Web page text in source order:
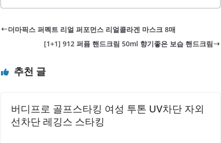
식단 구성 예시까지 자세히 알려드릴게요.1. 단백질이 중요한
이유단백질은 우리 몸에서 근육과 피부, 호르몬 등 다양한 조
상처 회복을 돕는 역할도 하기 때문에 균형 잡힌 식단에서 빼
소, 면역력 저하로 이어질 수 있으니 꾸준히 챙겨 드시는 게
통..
더마픽스 퍼펙트 리얼 퍼포먼스 리얼콜라겐 마스크 8매
[1+1] 912 퍼퓸 핸드크림 50ml 향기좋은 보습 핸드크림
추천 글
버디프로 골프스타킹 여성 투톤 UV차단 자외
선차단 레깅스 스타킹